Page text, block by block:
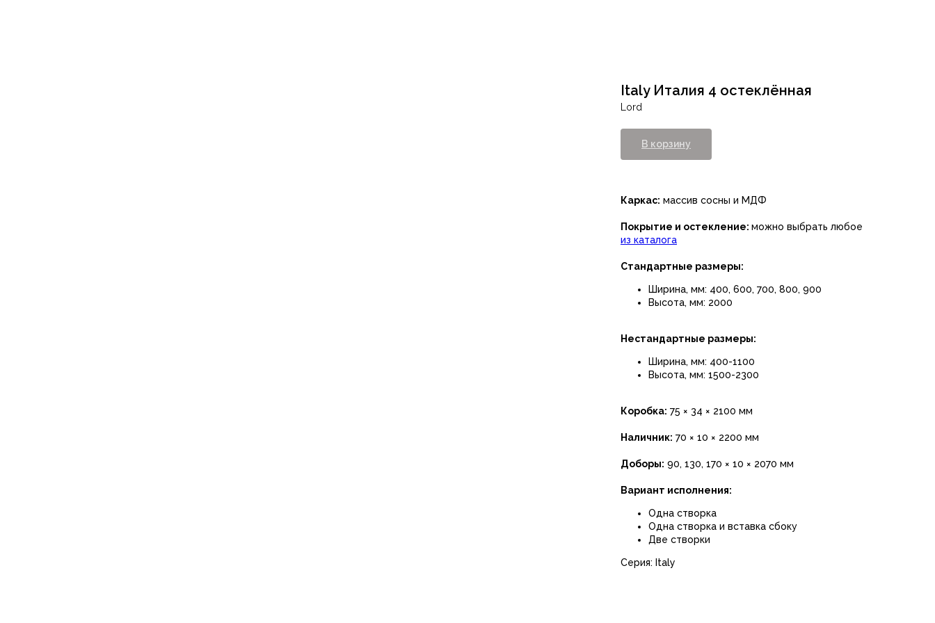
Italy Италия 4 остеклённая
Lord
В корзину
Каркас: массив сосны и МДФ
Покрытие и остекление: можно выбрать любое
из каталога
Стандартные размеры:
Ширина, мм: 400, 600, 700, 800, 900
Высота, мм: 2000
Нестандартные размеры:
Ширина, мм: 400-1100
Высота, мм: 1500-2300
Коробка: 75 × 34 × 2100 мм
Наличник: 70 × 10 × 2200 мм
Доборы: 90, 130, 170 × 10 × 2070 мм
Вариант исполнения:
Одна створка
Одна створка и вставка сбоку
Две створки
Серия: Italy